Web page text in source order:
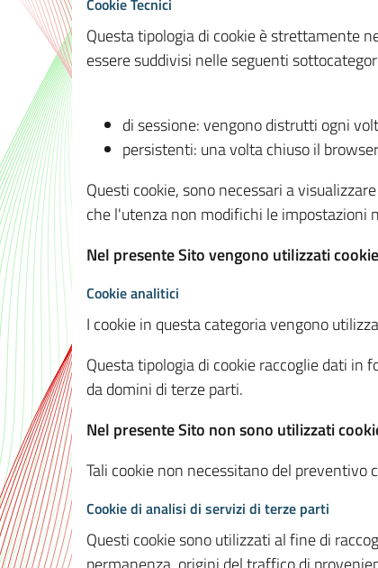
Questa tipologia di cookie è strettamente
essere suddivisi nelle seguenti
di sessione: vengono distrutti ogni
persistenti: una volta chiuso il
Questi cookie, sono necessari a
che l'utenza non modifichi le impostazioni
Nel presente Sito vengono utilizzati
Cookie analitici
I cookie in questa categoria vengono
Questa tipologia di cookie raccoglie dati
da domini di terze parti.
Nel presente Sito non sono utilizzati
Tali cookie non necessitano del
Cookie di analisi di servizi di terze parti
Questi cookie sono utilizzati al fine di